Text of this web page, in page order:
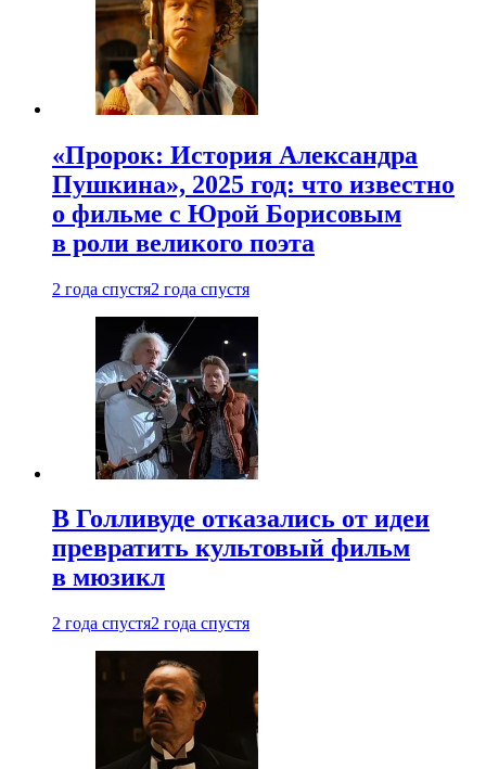
«Пророк: История Александра
Пушкина», 2025 год: что известно
о фильме с Юрой Борисовым
в роли великого поэта
2 года спустя2 года спустя
В Голливуде отказались от идеи
превратить культовый фильм
в мюзикл
2 года спустя2 года спустя